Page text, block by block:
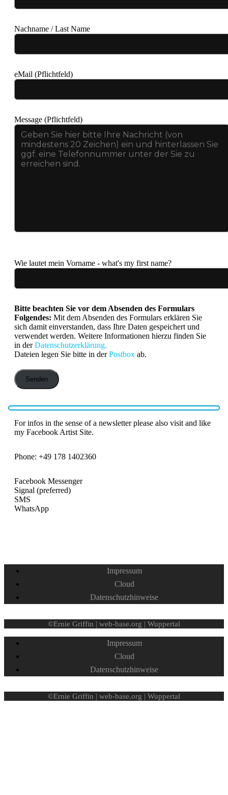
Nachname / Last Name
eMail (Pflichtfeld)
Message (Pflichtfeld)
Bitte lasse dieses Feld leer.
Wie lautet mein Vorname - what's my first name?
Bitte beachten Sie vor dem Absenden des Formulars
Folgendes: Mit dem Absenden des Formulars erklären Sie
sich damit einverstanden, dass Ihre Daten gespeichert und
verwendet werden. Weitere Informationen hierzu finden Sie
in derDatenschutzerklärung.
Dateien legen Sie bitte in derPostbox ab.
For infos in the sense of a newsletter please also visit and like
my Facebook Artist Site.
Phone: +49 178 1402360
Facebook Messenger
Signal (preferred)
SMS
WhatsApp
Impressum
Cloud
Datenschutzhinweise
©Ernie Griffin | web-base.org | Wuppertal
Impressum
Cloud
Datenschutzhinweise
©Ernie Griffin | web-base.org | Wuppertal